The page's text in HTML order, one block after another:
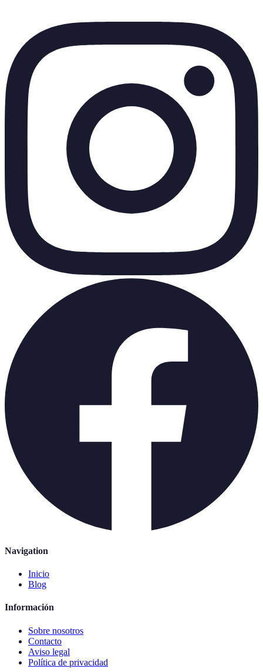
Navigation
Inicio
Blog
Información
Sobre nosotros
Contacto
Aviso legal
Política de privacidad